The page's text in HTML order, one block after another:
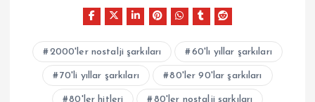
2000'ler nostalji şarkıları 60'lı yıllar şarkıları
70'li yıllar şarkıları 80'ler 90'lar şarkıları
80'ler hitleri 80'ler nostalji şarkıları